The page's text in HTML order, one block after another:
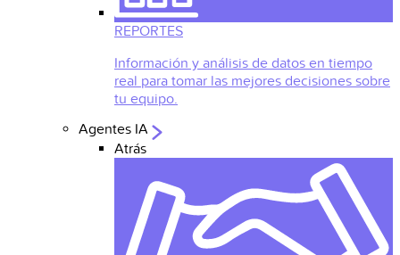
REPORTES
Información y análisis de datos en tiempo
real para tomar las mejores decisiones sobre
tu equipo.
Agentes IA
Atrás